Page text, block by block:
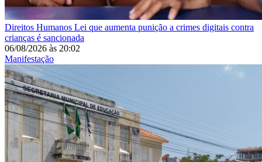
Direitos Humanos Lei que aumenta punição a crimes digitais contra
crianças é sancionada
06/08/2026 às 20:02
Manifestação